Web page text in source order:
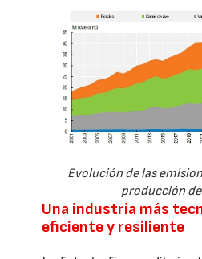
Evolución de las
producción
Una industria más
eficiente y resiliente